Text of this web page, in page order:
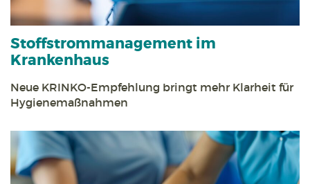
Stoff­strom­management im
Krankenhaus
Neue KRINKO-Empfehlung bringt mehr Klarheit für
Hygienemaßnahmen